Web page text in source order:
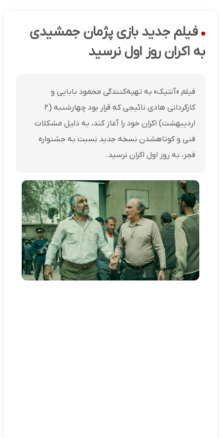
فیلم جدید بازی پژمان جمشیدی
به اکران روز اول نرسید
فیلم «آنتیک» به تهیه‌کنندگی محمود بابایی و
کارگردانی هادی نائیجی که قرار بود چهارشنبه (۲
اردیبهشت) اکران خود را آغاز کند، به دلیل مشکلات
فنی و کوتاهشدن نسخه جدید نسبت به جشنواره
فجر، به روز اول اکران نرسید.